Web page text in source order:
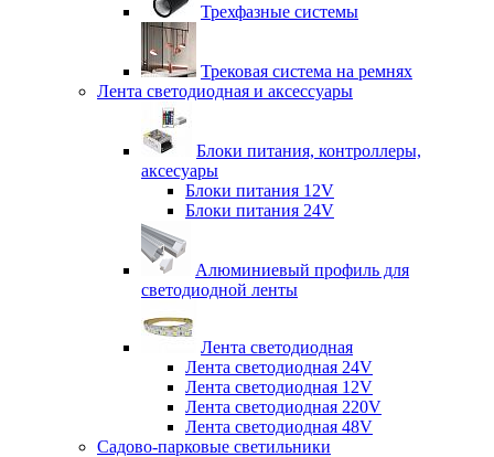
Трехфазные системы
Трековая система на ремнях
Лента светодиодная и аксессуары
Блоки питания, контроллеры,
аксесуары
Блоки питания 12V
Блоки питания 24V
Алюминиевый профиль для
светодиодной ленты
Лента светодиодная
Лента светодиодная 24V
Лента светодиодная 12V
Лента светодиодная 220V
Лента светодиодная 48V
Садово-парковые светильники